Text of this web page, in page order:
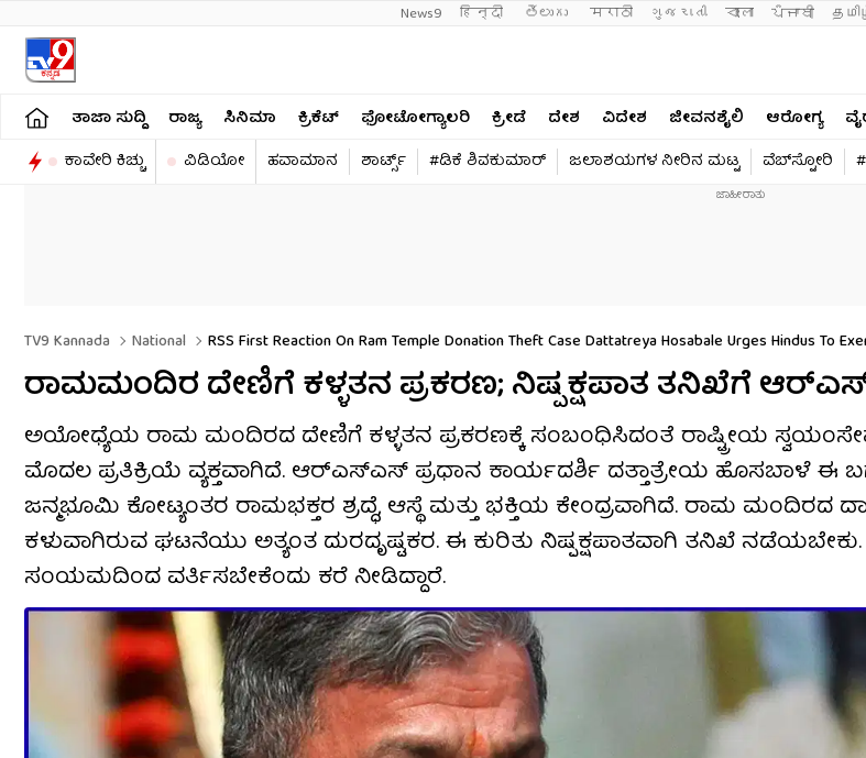
News9 हिन्दी తెలుగు मराठी ગુજરાતી বাংলা ਪੰਜਾਬੀ
ತಾಜಾ ಸುದ್ದಿ ರಾಜ್ಯ ಸಿನಿಮಾ ಕ್ರಿಕೆಟ್​ ಫೋಟೋಗ್ಯಾಲರಿ ಕ್ರೀಡೆ ದೇಶ ವಿದೇಶ ಜೀವನಶೈಲಿ ಆರೋಗ್ಯ
ಕಾವೇರಿ ಕಿಚ್ಚು
ವಿಡಿಯೋ ಹವಾಮಾನ ಶಾರ್ಟ್ಸ್​ #ಡಿಕೆ ಶಿವಕುಮಾರ್​ ಜಲಾಶಯಗಳ ನೀರಿನ ಮಟ್ಟ ವೆಬ್​ಸ್ಟೋರಿ
TV9 Kannada National RSS First Reaction On Ram Temple Donation Theft Case Dattatreya Hosabale Urges Hindus To
ರಾಮಮಂದಿರ ದೇಣಿಗೆ ಕಳ್ಳತನ ಪ್ರಕರಣ; ನಿಷ್ಪಕ್ಷಪಾತ ತನಿಖೆಗೆ
ಅಯೋಧ್ಯೆಯ ರಾಮ ಮಂದಿರದ ದೇಣಿಗೆ ಕಳ್ಳತನ ಪ್ರಕರಣಕ್ಕೆ ಸಂಬಂಧಿಸಿದಂತೆ ರಾಷ್ಟ್ರೀಯ
ಮೊದಲ ಪ್ರತಿಕ್ರಿಯೆ ವ್ಯಕ್ತವಾಗಿದೆ. ಆರ್​ಎಸ್​ಎಸ್​ ಪ್ರಧಾನ ಕಾರ್ಯದರ್ಶಿ ದತ್ತಾತ್ರೇಯ ಹೊಸಬಾಳೆ ಈ
ಜನ್ಮಭೂಮಿ ಕೋಟ್ಯಂತರ ರಾಮಭಕ್ತರ ಶ್ರದ್ಧೆ, ಆಸ್ಥೆ ಮತ್ತು ಭಕ್ತಿಯ ಕೇಂದ್ರವಾಗಿದೆ. ರಾಮ ಮಂದಿರದ
ಕಳುವಾಗಿರುವ ಘಟನೆಯು ಅತ್ಯಂತ ದುರದೃಷ್ಟಕರ. ಈ ಕುರಿತು ನಿಷ್ಪಕ್ಷಪಾತವಾಗಿ ತನಿಖೆ
ಸಂಯಮದಿಂದ ವರ್ತಿಸಬೇಕೆಂದು ಕರೆ ನೀಡಿದ್ದಾರೆ.